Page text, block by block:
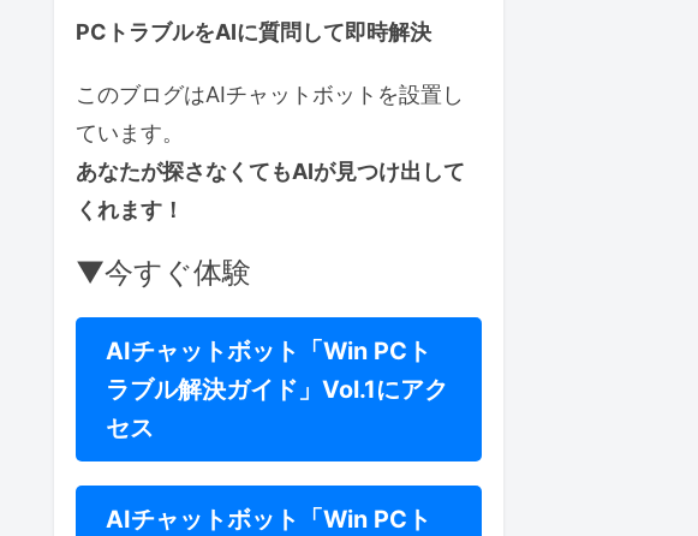
PCトラブルをAIに質問して即時解決
このブログはAIチャットボットを設置し
ています。
あなたが探さなくてもAIが見つけ出して
くれます！
▼今すぐ体験
AIチャットボット「Win PCト
ラブル解決ガイド」Vol.1にアク
セス
AIチャットボット「Win PCト